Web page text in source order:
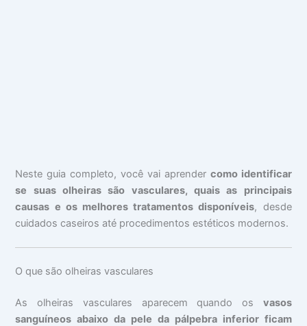
Neste guia completo, você vai aprender como identificar
se suas olheiras são vasculares, quais as principais
causas e os melhores tratamentos disponíveis, desde
cuidados caseiros até procedimentos estéticos modernos.
O que são olheiras vasculares
As olheiras vasculares aparecem quando os vasos
sanguíneos abaixo da pele da pálpebra inferior ficam